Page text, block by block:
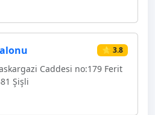
⭐ 3.8
Caddesi no:179 Ferit
Şişli